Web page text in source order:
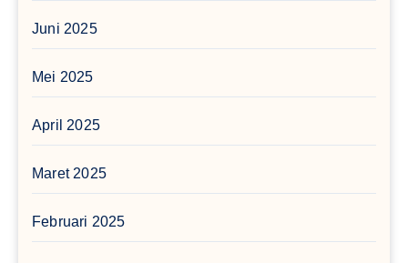
Juni 2025
Mei 2025
April 2025
Maret 2025
Februari 2025